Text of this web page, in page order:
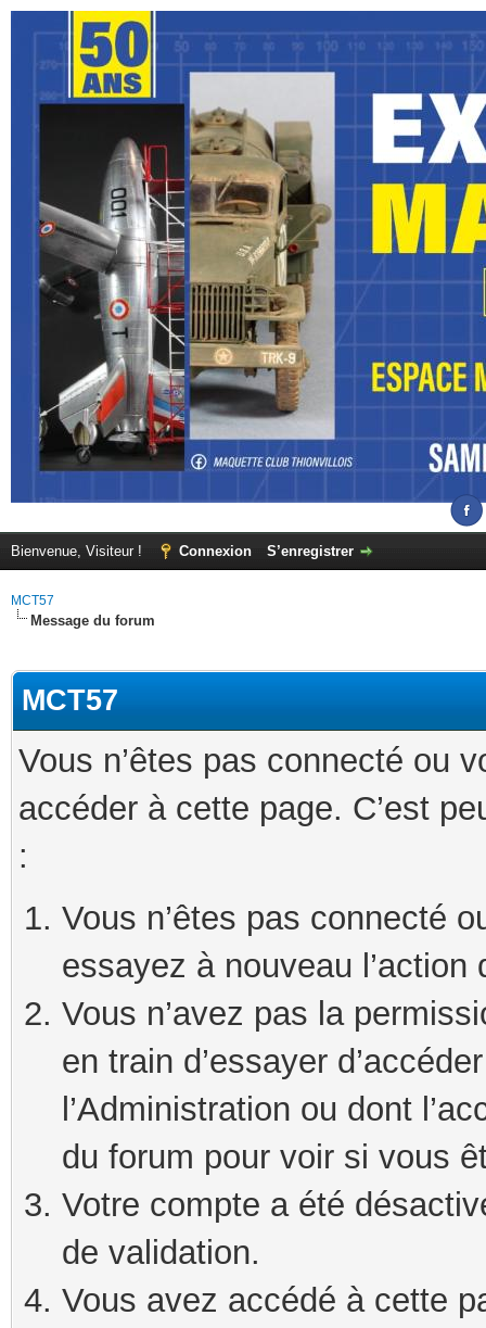
Bienvenue, Visiteur ! Connexion S’enregistrer
MCT57
Message du forum
MCT57
Vous n’êtes pas connecté ou
accéder à cette page. C’est
:
Vous n’êtes pas connecté
essayez à nouveau
Vous n’avez pas la
en train d’essayer
l’Administration ou dont
du forum pour voir si vous
Votre compte a été
de validation.
Vous avez accédé à cette